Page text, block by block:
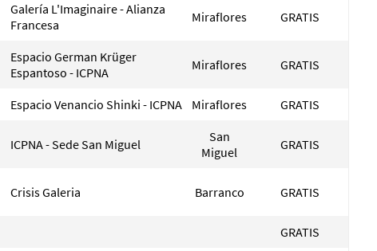
Galería L'Imaginaire - Alianza
Francesa
Miraflores GRATIS
Espacio German Krüger
Espantoso - ICPNA
Miraflores GRATIS
Espacio Venancio Shinki - ICPNA Miraflores GRATIS
ICPNA - Sede San Miguel
San
Miguel
GRATIS
Crisis Galeria Barranco GRATIS
GRATIS